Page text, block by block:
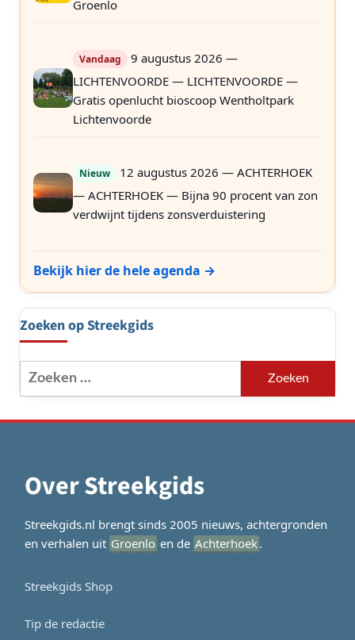
Groenlo
Vandaag
9 augustus 2026 —
LICHTENVOORDE — LICHTENVOORDE —
Gratis openlucht bioscoop Wentholtpark
Lichtenvoorde
Nieuw
12 augustus 2026 — ACHTERHOEK
— ACHTERHOEK — Bijna 90 procent van zon
verdwijnt tijdens zonsverduistering
Bekijk hier de hele agenda →
Zoeken op Streekgids
Zoeken
naar:
Over Streekgids
Streekgids.nl brengt sinds 2005 nieuws, achtergronden
en verhalen uit Groenlo en de Achterhoek.
Streekgids Shop
Tip de redactie